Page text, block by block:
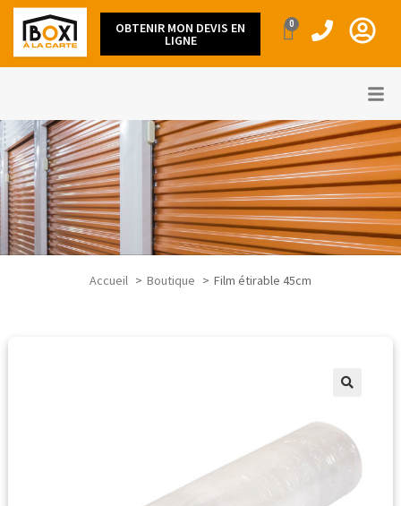
OBTENIR MON DEVIS EN
LIGNE
0
Accueil Boutique Film étirable 45cm